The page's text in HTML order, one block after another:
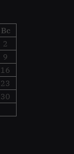
Вс
2
9
16
23
30